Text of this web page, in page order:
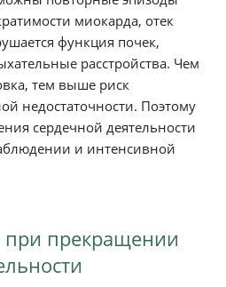
миокарда, отек
функция почек,
расстройства. Чем
тем выше риск
недостаточности. Поэтому
сердечной деятельности
и интенсивной
прекращении